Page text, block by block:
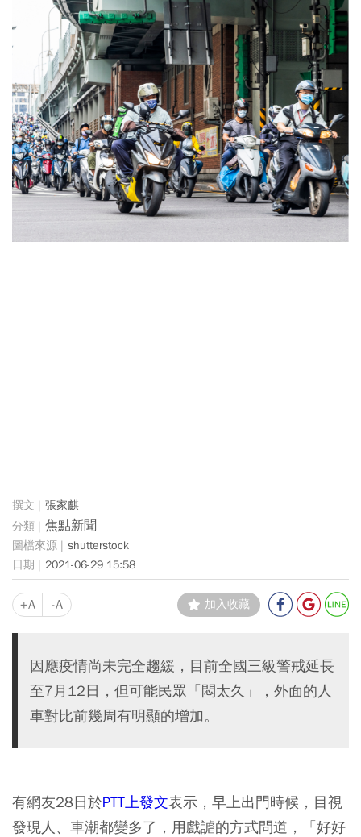
張家麒
焦點新聞
shutterstock
2021-06-29 15:58
+A -A 加入收藏
因應疫情尚未完全趨緩，目前全國三級警戒延長
至7月12日，但可能民眾「悶太久」，外面的人
車對比前幾周有明顯的增加。
有網友28日於PTT上發文表示，早上出門時候，目視
發現人、車潮都變多了，用戲謔的方式問道，「好好